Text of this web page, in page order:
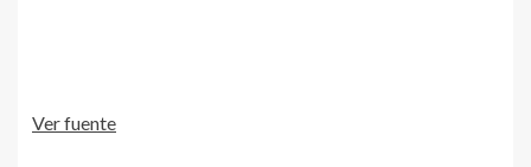
Ver fuente